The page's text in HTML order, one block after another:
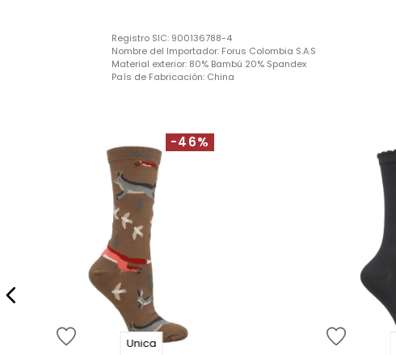
Registro SIC: 900136788-4
Nombre del Importador: Forus Colombia S.A.S
Material exterior: 80% Bambú 20% Spandex
País de Fabricación: China
-46%
Unica